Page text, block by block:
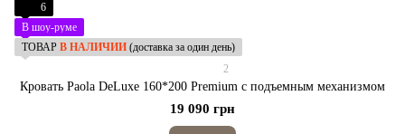
6
В шоу-руме
ТОВАР В НАЛИЧИИ (доставка за один день)
2
Кровать Paola DeLuxe 160*200 Premium с подъемным механизмом
19 090 грн